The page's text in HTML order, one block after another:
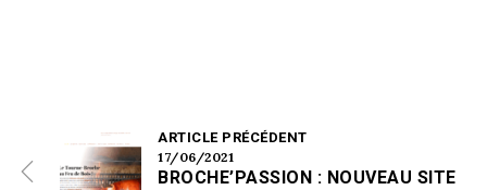
ARTICLE PRÉCÉDENT
17/06/2021
BROCHE’PASSION : NOUVEAU SITE